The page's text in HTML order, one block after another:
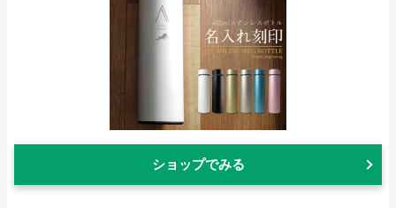
ショップでみる